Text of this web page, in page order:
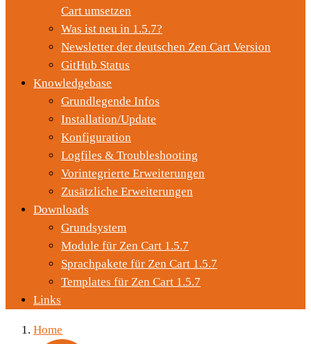
Cart umsetzen
Was ist neu in 1.5.7?
Newsletter der deutschen Zen Cart Version
GitHub Status
Knowledgebase
Grundlegende Infos
Installation/Update
Konfiguration
Logfiles & Troubleshooting
Vorintegrierte Erweiterungen
Zusätzliche Erweiterungen
Downloads
Grundsystem
Module für Zen Cart 1.5.7
Sprachpakete für Zen Cart 1.5.7
Templates für Zen Cart 1.5.7
Links
Home